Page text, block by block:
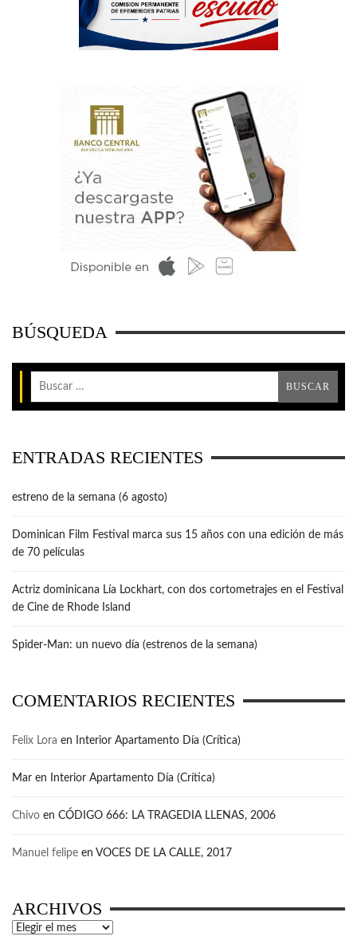
BÚSQUEDA
ENTRADAS RECIENTES
estreno de la semana (6 agosto)
Dominican Film Festival marca sus 15 años con una edición de más
de 70 películas
Actriz dominicana Lía Lockhart, con dos cortometrajes en el Festival
de Cine de Rhode Island
Spider-Man: un nuevo día (estrenos de la semana)
COMENTARIOS RECIENTES
Felix Lora en Interior Apartamento Día (Crítica)
Mar en Interior Apartamento Día (Crítica)
Chivo en CÓDIGO 666: LA TRAGEDIA LLENAS, 2006
Manuel felipe en VOCES DE LA CALLE, 2017
ARCHIVOS
Archivos